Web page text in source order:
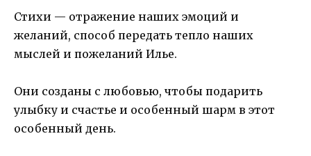
Стихи — отражение наших эмоций и
желаний, способ передать тепло наших
мыслей и пожеланий Илье.
Они созданы с любовью, чтобы подарить
улыбку и счастье и особенный шарм в этот
особенный день.